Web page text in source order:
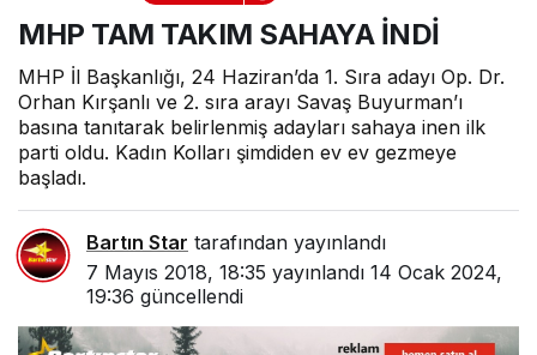
MHP TAM TAKIM SAHAYA İNDİ
MHP İl Başkanlığı, 24 Haziran’da 1. Sıra adayı Op. Dr.
Orhan Kırşanlı ve 2. sıra arayı Savaş Buyurman’ı
basına tanıtarak belirlenmiş adayları sahaya inen ilk
parti oldu. Kadın Kolları şimdiden ev ev gezmeye
başladı.
Bartın Star tarafından yayınlandı
7 Mayıs 2018, 18:35 yayınlandı 14 Ocak 2024,
19:36 güncellendi